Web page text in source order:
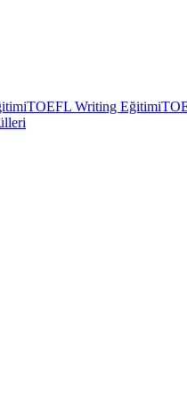
TOEFL Writing Eğitimi